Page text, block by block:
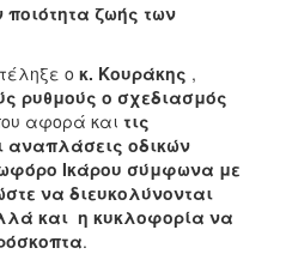
ζωής των
ο κ. Κουράκης ,
ρυθμούς ο σχεδιασμός
αφορά και τις
αναπλάσεις οδικών
Ικάρου σύμφωνα με
να διευκολύνονται
και η κυκλοφορία να
.